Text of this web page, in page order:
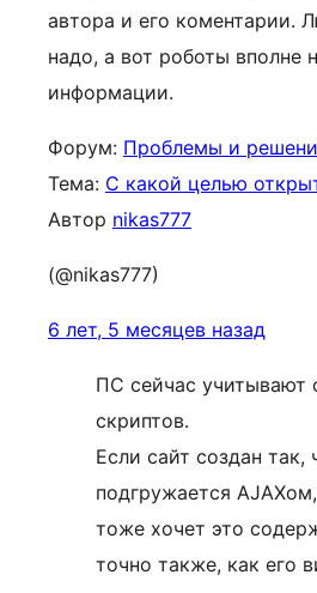
автора и его коментарии.
надо, а вот роботы вполне
информации.
Форум: Проблемы и
Тема: С какой целью
Автор nikas777
(@nikas777)
6 лет, 5 месяцев назад
ПС сейчас учитывают
скриптов.
Если сайт создан
подгружается
тоже хочет это
точно также, как его